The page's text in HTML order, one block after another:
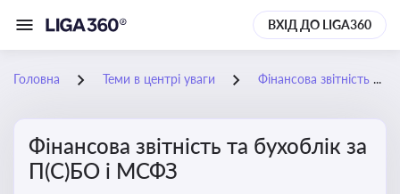
ВХІД ДО LIGA360
Головна Теми в центрі уваги Фінансова звітність та бухоблік за П(С)БО і МСФЗ
Фінансова звітність та бухоблік за
П(С)БО і МСФЗ